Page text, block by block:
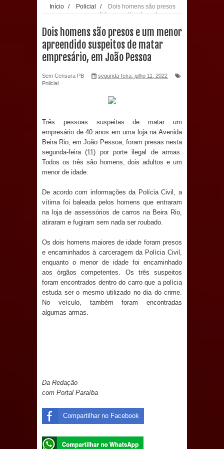
PDT da Paraíba faz reunião
preparativa para convenção estadual
Prefeitura de Sapé paga salários
12 milhões na economia
para preservar tamarindeiro e
revitalizar Memorial Augusto dos
Anjos
O verdadeiro oxigênio do Estado
Democrático de Direito – Bacharela
jurídico brasileiro, temas polêmicos;
Confira!
Prefeitura de Sapé promove
antecipa pagamento do mês de julho
Início / Policial /
Dois homens são presos
e um menor apreendido suspeitos de matar
Dois homens são presos e um menor
apreendido suspeitos de matar
empresário, em João Pessoa
Sem Censura PB
segunda-feira, julho 11, 2022
Policial
Três pessoas suspeitas de matar um
empresário de 40 anos em uma loja na Avenida
Beira Rio, em João Pessoa, foram presas nesta
segunda-feira (11) por porte ilegal de armas.
Todos os três são homens, dois adultos e um
menor de idade.
De acordo com informações da Polícia Civil, a
vítima foi baleada pelos homens que entraram
na loja de assessórios de carros na Beira Rio,
atiraram e fugiram sem nada ser roubado.
Os dois homens maiores de idade foram presos
e encaminhados à carceragem da Polícia Civil,
enquanto o menor de idade foi encaminhado
aos órgãos competentes. Os três suspeitos
foram encontrados dentro do carro que a polícia
estuda ser o mesmo utilizado no dia do crime.
No veículo, também foram encontradas
algumas armas.
Da Redação
com Portal Paraíba
Compartilhar no Facebook